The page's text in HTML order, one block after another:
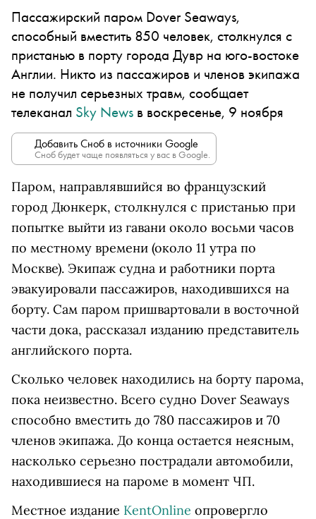
Пассажирский паром Dover Seaways,
способный вместить 850 человек, столкнулся с
пристанью в порту города Дувр на юго-востоке
Англии. Никто из пассажиров и членов экипажа
не получил серьезных травм, сообщает
телеканал Sky News в воскресенье, 9 ноября
Добавить Сноб в источники Google
Сноб будет чаще появляться у вас в Google.
Паром, направлявшийся во французский
город Дюнкерк, столкнулся с пристанью при
попытке выйти из гавани около восьми часов
по местному времени (около 11 утра по
Москве). Экипаж судна и работники порта
эвакуировали пассажиров, находившихся на
борту. Сам паром пришвартовали в восточной
части дока, рассказал изданию представитель
английского порта.
Сколько человек находились на борту парома,
пока неизвестно. Всего судно Dover Seaways
способно вместить до 780 пассажиров и 70
членов экипажа. До конца остается неясным,
насколько серьезно пострадали автомобили,
находившиеся на пароме в момент ЧП.
Местное издание KentOnline опровергло